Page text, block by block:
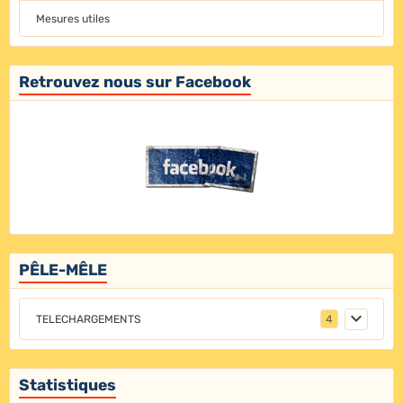
Mesures utiles
Retrouvez nous sur Facebook
PÊLE-MÊLE
TELECHARGEMENTS 4
Statistiques